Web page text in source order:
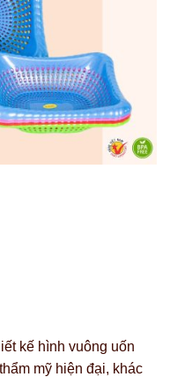
kế hình vuông uốn
mỹ hiện đại, khác